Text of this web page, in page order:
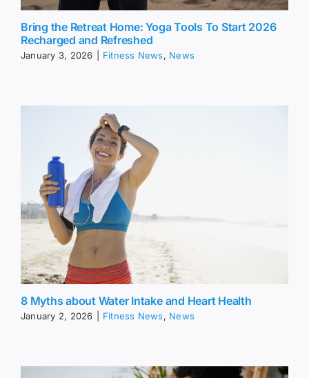
Bring the Retreat Home: Yoga Tools To Start 2026
Recharged and Refreshed
January 3, 2026 Fitness News, News
8 Myths about Water Intake and Heart Health
January 2, 2026 Fitness News, News